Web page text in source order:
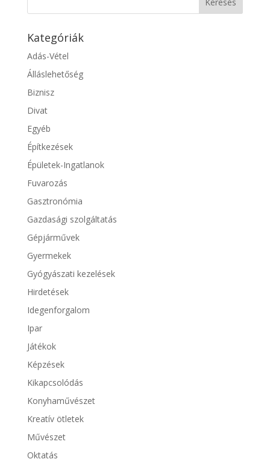
Kategóriák
Adás-Vétel
Álláslehetőség
Biznisz
Divat
Egyéb
Építkezések
Épületek-Ingatlanok
Fuvarozás
Gasztronómia
Gazdasági szolgáltatás
Gépjárművek
Gyermekek
Gyógyászati kezelések
Hirdetések
Idegenforgalom
Ipar
Játékok
Képzések
Kikapcsolódás
Konyhaművészet
Kreatív ötletek
Művészet
Oktatás